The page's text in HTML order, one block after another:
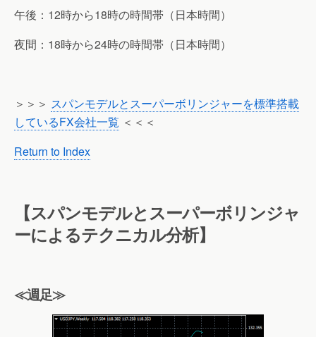
午後：12時から18時の時間帯（日本時間）
夜間：18時から24時の時間帯（日本時間）
＞＞＞ スパンモデルとスーパーボリンジャーを標準搭載
しているFX会社一覧 ＜＜＜
Return to Index
【スパンモデルとスーパーボリンジャ
ーによるテクニカル分析】
≪週足≫